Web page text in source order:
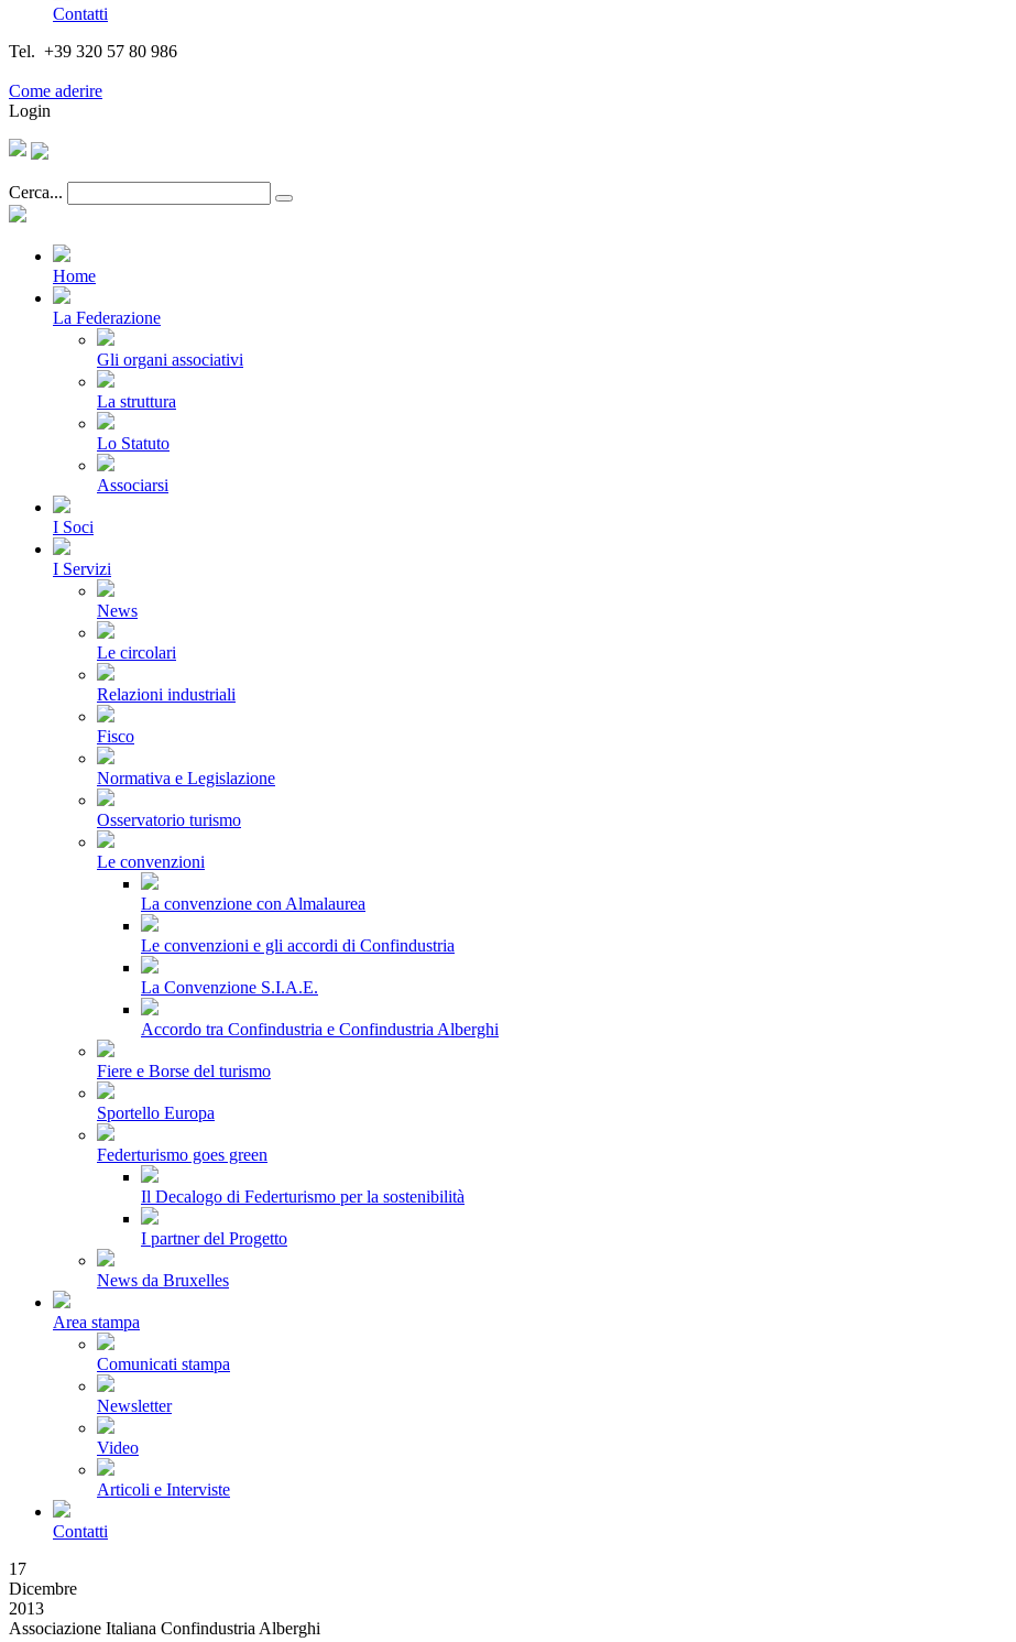
Contatti
Tel. +39 320 57 80 986
Come aderire
Login
Cerca...
Home
La Federazione
Gli organi associativi
La struttura
Lo Statuto
Associarsi
I Soci
I Servizi
News
Le circolari
Relazioni industriali
Fisco
Normativa e Legislazione
Osservatorio turismo
Le convenzioni
La convenzione con Almalaurea
Le convenzioni e gli accordi di Confindustria
La Convenzione S.I.A.E.
Accordo tra Confindustria e Confindustria Alberghi
Fiere e Borse del turismo
Sportello Europa
Federturismo goes green
Il Decalogo di Federturismo per la sostenibilità
I partner del Progetto
News da Bruxelles
Area stampa
Comunicati stampa
Newsletter
Video
Articoli e Interviste
Contatti
17
Dicembre
2013
Associazione Italiana Confindustria Alberghi